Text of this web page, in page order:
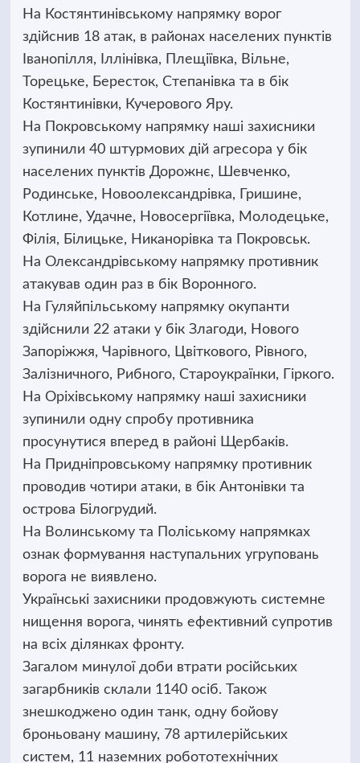
На Костянтинівському напрямку ворог
здійснив 18 атак, в районах населених пунктів
Іванопілля, Іллінівка, Плещіївка, Вільне,
Торецьке, Бересток, Степанівка та в бік
Костянтинівки, Кучерового Яру.
На Покровському напрямку наші захисники
зупинили 40 штурмових дій агресора у бік
населених пунктів Дорожнє, Шевченко,
Родинське, Новоолександрівка, Гришине,
Котлине, Удачне, Новосергіївка, Молодецьке,
Філія, Білицьке, Никанорівка та Покровськ.
На Олександрівському напрямку противник
атакував один раз в бік Воронного.
На Гуляйпільському напрямку окупанти
здійснили 22 атаки у бік Злагоди, Нового
Запоріжжя, Чарівного, Цвіткового, Рівного,
Залізничного, Рибного, Староукраїнки, Гіркого.
На Оріхівському напрямку наші захисники
зупинили одну спробу противника
просунутися вперед в районі Щербаків.
На Придніпровському напрямку противник
проводив чотири атаки, в бік Антонівки та
острова Білогрудий.
На Волинському та Поліському напрямках
ознак формування наступальних угруповань
ворога не виявлено.
Українські захисники продовжують системне
нищення ворога, чинять ефективний супротив
на всіх ділянках фронту.
Загалом минулої доби втрати російських
загарбників склали 1140 осіб. Також
знешкоджено один танк, одну бойову
броньовану машину, 78 артилерійських
систем, 11 наземних робототехнічних